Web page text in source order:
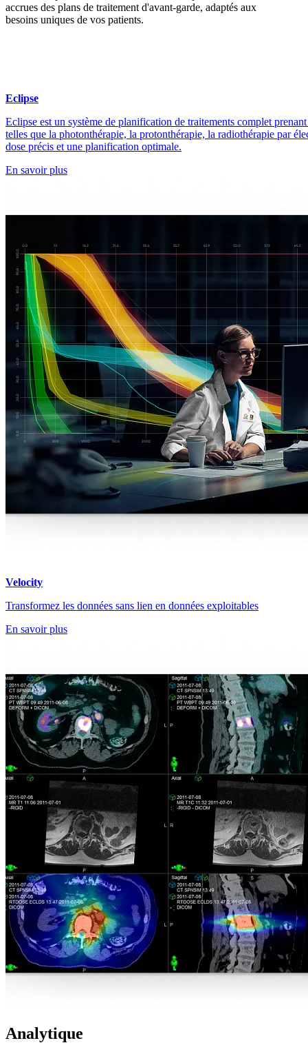
accrues des plans de traitement d'avant-garde, adaptés aux
besoins uniques de vos patients.
Eclipse
Eclipse est un système de planification de traitements complet
telles que la photonthérapie, la protonthérapie, la radiothérapie par
dose précis et une planification optimale.
En savoir plus
Velocity
Transformez les données sans lien en données exploitables
En savoir plus
Analytique